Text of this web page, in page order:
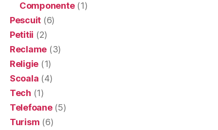
Componente(1)
Pescuit (6)
Petitii (2)
Reclame (3)
Religie (1)
Scoala (4)
Tech (1)
Telefoane(5)
Turism (6)